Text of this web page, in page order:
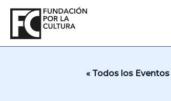
contenido
« Todos los Eventos